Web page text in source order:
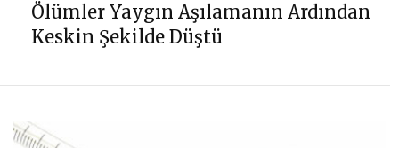
Ölümler Yaygın Aşılamanın Ardından
Keskin Şekilde Düştü